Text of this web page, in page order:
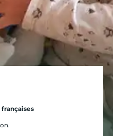
françaises